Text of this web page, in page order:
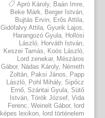
Apró Károly, Baán Imre,
Beke Márk, Berger István,
Bujtás Ervin, Erős Attila,
Gidófalvy Attila,Gyurik Lajos,
Harangozó Gyula, Hollósi
László, Horváth István,
Keszei Tamás, Koós László,
Lord zenekar, Mészáros
Gábor, Nádas Károly, Németh
Zoltán, Paksi János, Papp
László, Pohl Mihály, Sipőcz
Ernő, Szántai Gyula, Sütő
István,Török József,Vida
Ferenc,Weinelt Gábor, lord
képes lexikon, lord történelem